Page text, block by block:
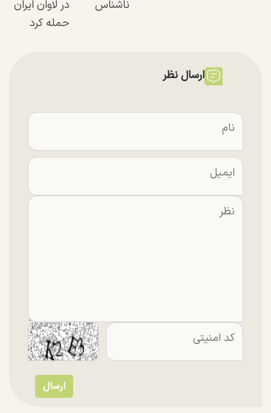
ناشناس
در لاوان ایران
حمله کرد
ارسال نظر